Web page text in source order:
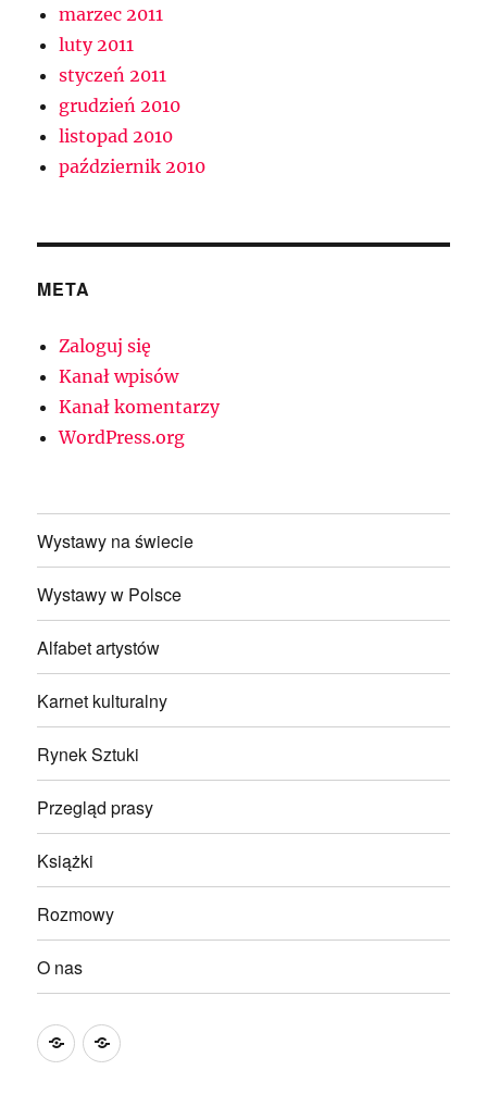
marzec 2011
luty 2011
styczeń 2011
grudzień 2010
listopad 2010
październik 2010
META
Zaloguj się
Kanał wpisów
Kanał komentarzy
WordPress.org
Wystawy na świecie
Wystawy w Polsce
Alfabet artystów
Karnet kulturalny
Rynek Sztuki
Przegląd prasy
Książki
Rozmowy
O nas
#2534O